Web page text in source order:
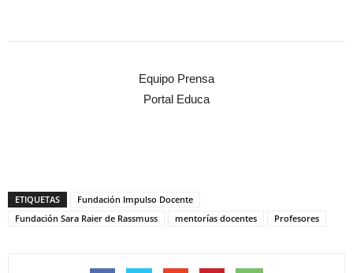
Equipo Prensa
Portal Educa
ETIQUETAS
Fundación Impulso Docente
Fundación Sara Raier de Rassmuss
mentorías docentes Profesores